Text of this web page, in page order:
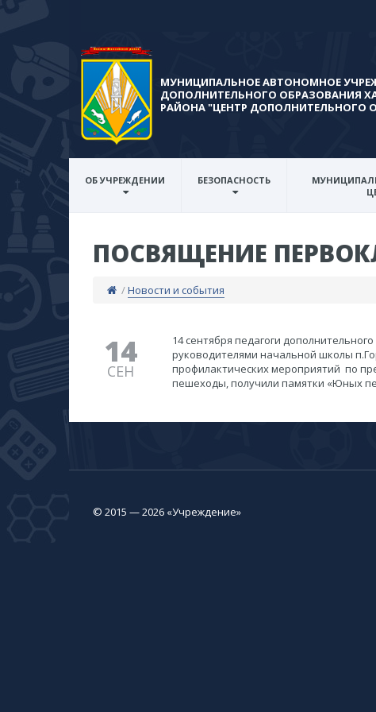
МУНИЦИПАЛЬНОЕ АВТОНОМНОЕ
ДОПОЛНИТЕЛЬНОГО ОБРАЗОВАНИЯ
РАЙОНА​ "ЦЕНТР ДОПОЛНИТЕЛЬНОГО
ОБ УЧРЕЖДЕНИИ БЕЗОПАСНОСТЬ
ПОСВЯЩЕНИЕ
/Новости и события
14
СЕН
​14 сентября педагоги
руководителями начальной школы
профилактических мероприятий по
пешеходы, получили памятки «Юных
© 2015 — 2026 «Учреждение»